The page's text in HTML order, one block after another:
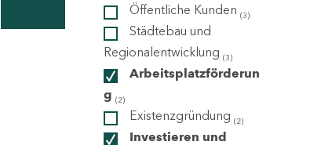
Öffentliche Kunden (3)
Städtebau und
Regionalentwicklung (3)
Arbeitsplatzförderun
g (2)
Existenzgründung (2)
Investieren und